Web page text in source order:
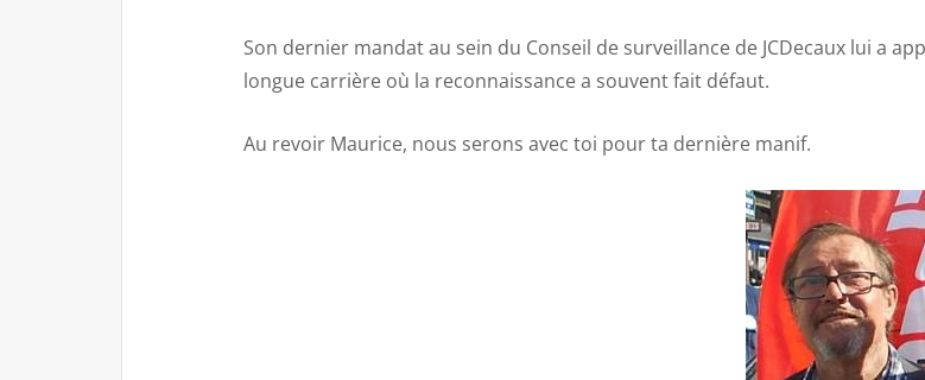
Son dernier mandat au sein du Conseil de surveillance de JCDecaux lui a
longue carrière où la reconnaissance a souvent fait défaut.
Au revoir Maurice, nous serons avec toi pour ta dernière manif.